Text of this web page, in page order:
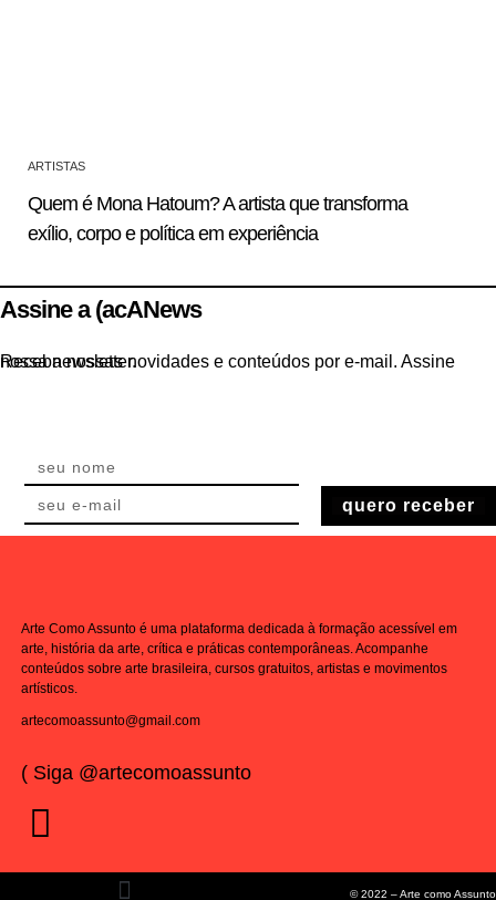
ARTISTAS
Quem é Mona Hatoum? A artista que transforma
exílio, corpo e política em experiência
Assine a (acANews
Receba nossas novidades e conteúdos por e-mail. Assine nossa newsletter.
quero receber
Arte Como Assunto é uma plataforma dedicada à formação acessível em
arte, história da arte, crítica e práticas contemporâneas. Acompanhe
conteúdos sobre arte brasileira, cursos gratuitos, artistas e movimentos
artísticos.
artecomoassunto@gmail.com
( Siga @artecomoassunto
© 2022 – Arte como Assunto